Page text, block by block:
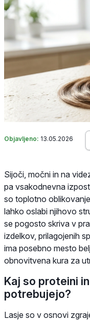
Objavljeno: 13.05.2026
Sijoči, močni in na
pa vsakodnevna
so toplotno
lahko oslabi njihovo
se pogosto skriva v
izdelkov, prilagojenih
ima posebno mesto
obnovitvena kura za
Kaj so proteini
potrebujejo?
Lasje so v osnovi